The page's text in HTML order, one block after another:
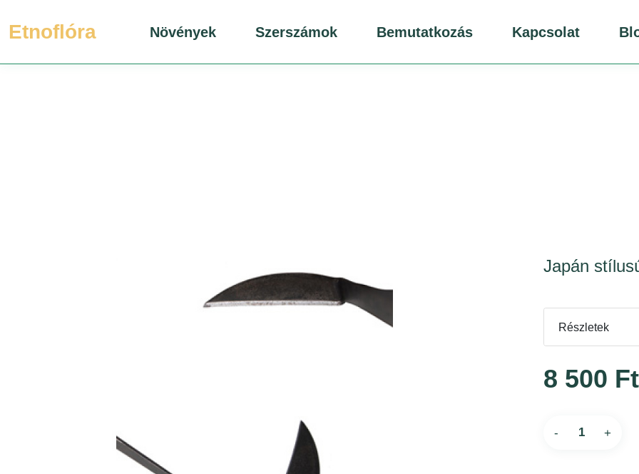
Etnoflóra Növények Szerszámok Bemutatkozás Kapcsolat
Japán
Részletek
8 500 Ft
- +